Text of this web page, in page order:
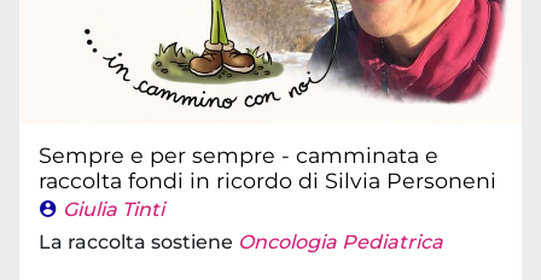
Sempre e per sempre - camminata e
raccolta fondi in ricordo di Silvia Personeni
Giulia Tinti
La raccolta sostiene Oncologia Pediatrica